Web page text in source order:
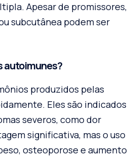
Apesar de promissores,
subcutânea podem ser
autoimunes?
produzidos pelas
Eles são indicados
severos, como dor
significativa, mas o uso
osteoporose e aumento